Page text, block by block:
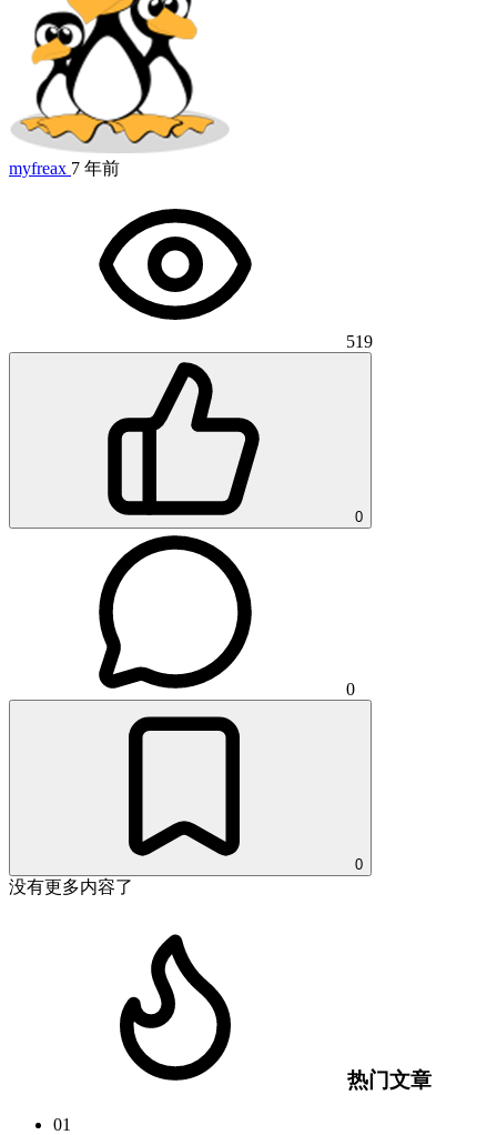
myfreax 7 年前
519
0
0
0
没有更多内容了
热门文章
01